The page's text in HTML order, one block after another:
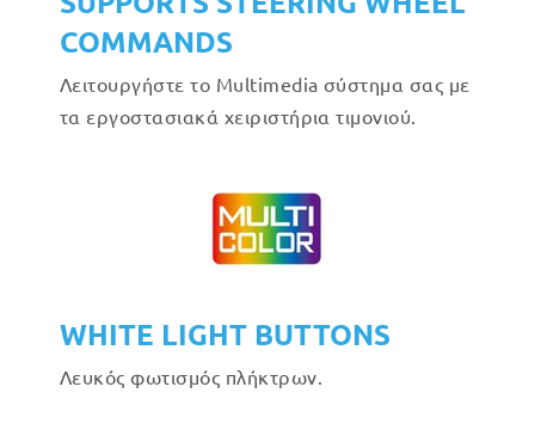
COMMANDS
Λειτουργήστε το Multimedia σύστημα σας με
τα εργοστασιακά χειριστήρια τιμονιού.
WHITE LIGHT BUTTONS
Λευκός φωτισμός πλήκτρων.